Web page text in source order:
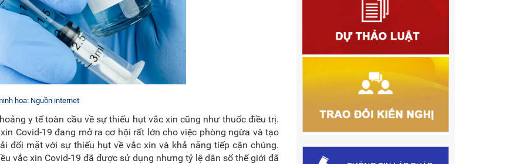
họa: Nguồn internet
y tế toàn cầu về sự thiếu hụt vắc xin cũng như thuốc điều trị.
Covid-19 đang mở ra cơ hội rất lớn cho việc phòng ngừa và tạo
đối mặt với sự thiếu hụt về vắc xin và khả năng tiếp cận chúng.
vắc xin Covid-19 đã được sử dụng nhưng tỷ lệ dân số thế giới đã